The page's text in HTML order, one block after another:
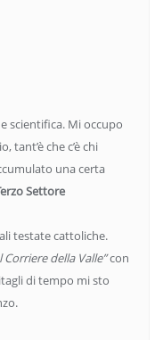
scientifica. Mi occupo
tant’è che c’è chi
una certa
Settore
testate cattoliche.
Corriere della Valle”con
di tempo mi sto